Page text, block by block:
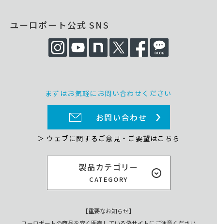
製品カテゴリー
CATEGORY
ユーロポート公式 SNS
まずはお気軽にお問い合わせください
お問い合わせ
＞ ウェブに関するご意見・ご要望はこちら
【重要なお知らせ】